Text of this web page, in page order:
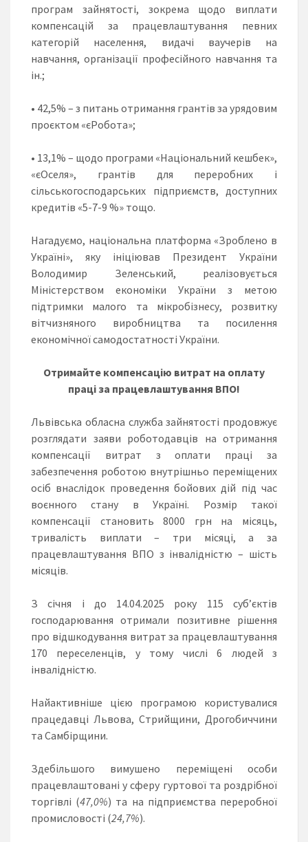
програм зайнятості, зокрема щодо виплати
компенсацій за працевлаштування певних
категорій населення, видачі ваучерів на
навчання, організації професійного навчання та
ін.;
• 42,5% – з питань отримання грантів за урядовим
проєктом «єРобота»;
• 13,1% – щодо програми «Національний кешбек»,
«єОселя», грантів для переробних і
сільськогосподарських підприємств, доступних
кредитів «5-7-9 %» тощо.
Нагадуємо, національна платформа «Зроблено в
Україні», яку ініціював Президент України
Володимир Зеленський, реалізовується
Міністерством економіки України з метою
підтримки малого та мікробізнесу, розвитку
вітчизняного виробництва та посилення
економічної самодостатності України.
Отримайте компенсацію витрат на оплату
праці за працевлаштування ВПО!
Львівська обласна служба зайнятості продовжує
розглядати заяви роботодавців на отримання
компенсації витрат з оплати праці за
забезпечення роботою внутрішньо переміщених
осіб внаслідок проведення бойових дій під час
воєнного стану в Україні. Розмір такої
компенсації становить 8000 грн на місяць,
тривалість виплати – три місяці, а за
працевлаштування ВПО з інвалідністю – шість
місяців.
З січня і до 14.04.2025 року 115 суб’єктів
господарювання отримали позитивне рішення
про відшкодування витрат за працевлаштування
170 переселенців, у тому числі 6 людей з
інвалідністю.
Найактивніше цією програмою користувалися
працедавці Львова, Стрийщини, Дрогобиччини
та Самбірщини.
Здебільшого вимушено переміщені особи
працевлаштовані у сферу гуртової та роздрібної
торгівлі (47,0%) та на підприємства переробної
промисловості (24,7%).